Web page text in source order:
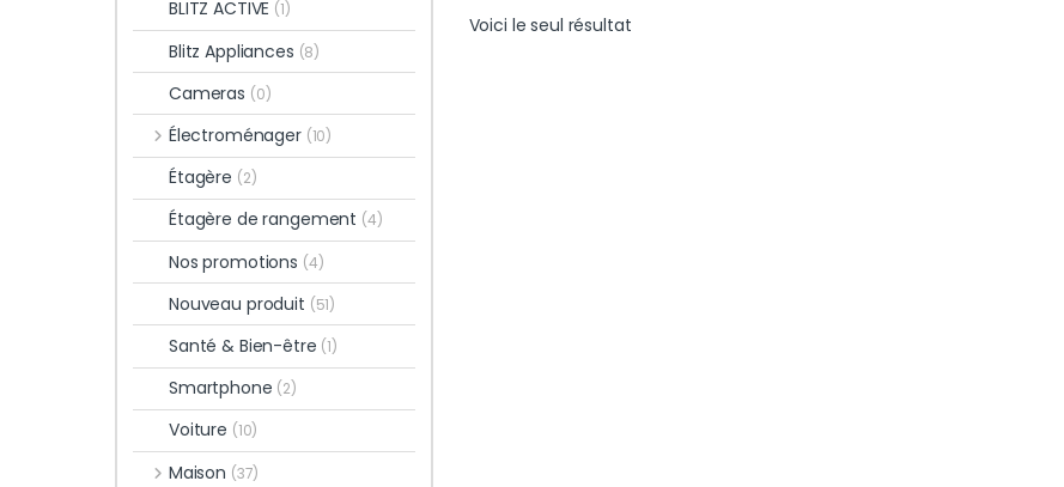
Voici le seul résultat
BLITZ ACTIVE (1)
Blitz Appliances (8)
Cameras (0)
Électroménager (10)
Étagère (2)
Étagère de rangement (4)
Nos promotions (4)
Nouveau produit (51)
Santé & Bien-être (1)
Smartphone (2)
Voiture (10)
Maison (37)